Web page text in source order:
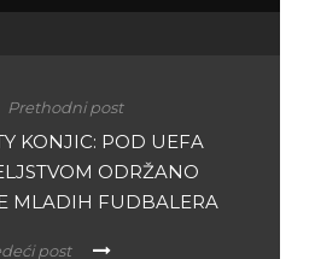
Prethodni post
KONJIC: POD UEFA
ODRŽANO
MLADIH FUDBALERA
post